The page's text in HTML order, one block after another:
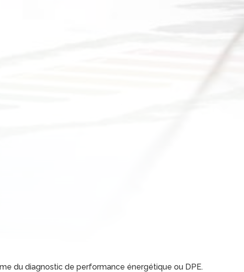
du diagnostic de performance énergétique ou DPE.